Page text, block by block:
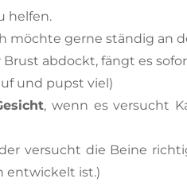
helfen.
möchte gerne ständig an
abdockt, fängt es
und pupst viel)
, wenn es versucht
versucht die Beine
entwickelt ist.)